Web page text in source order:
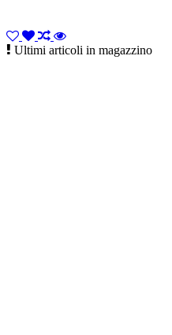
Ultimi articoli in magazzino